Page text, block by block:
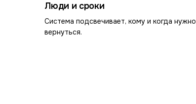
Люди и сроки
Система подсвечивает, кому и когда нужно
вернуться.